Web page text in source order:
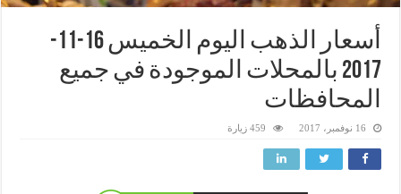
أسعار الذهب اليوم الخميس 16-11-
2017 بالمحلات الموجودة في جميع
المحافظات
16 نوفمبر، 2017 459 زيارة